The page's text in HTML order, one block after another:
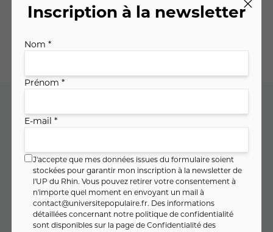
Planning des séances
Code cours : 11SO1551
86,00€
soit9,56€ / heure
Inscription à la newsletter
Nom *
Prénom *
E-mail *
J'accepte que mes données issues du formulaire soient
stockées pour garantir mon inscription à la newsletter de
l'UP du Rhin. Vous pouvez retirer votre consentement à
n'importe quel moment en envoyant un mail à
contact@universitepopulaire.fr. Des informations
détaillées concernant notre politique de confidentialité
sont disponibles sur la page deConfidentialité des